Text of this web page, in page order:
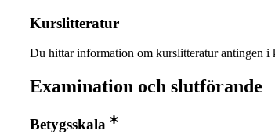
Kurslitteratur
Du hittar information om kurslitteratur antingen i
Examination och slutförande
Betygsskala